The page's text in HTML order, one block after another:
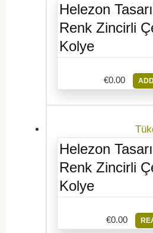
Helezon
Renk Zincirli
Kolye
€0.00
Helezon
Renk Zincirli
Kolye
€0.00